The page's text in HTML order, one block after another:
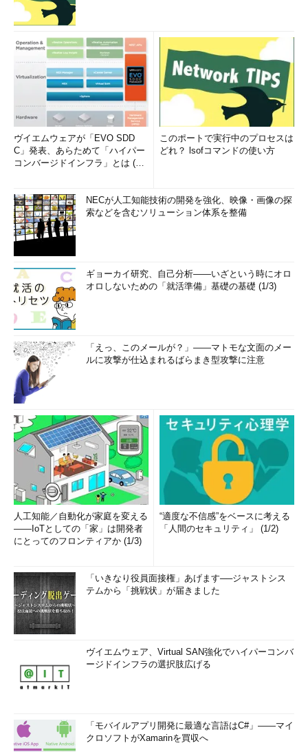
ビューを使用して行えることを2つ選択しなさい。
a．読み取り専用にすることができる
b．データベースが停止した状態でもアクセスできる
c．データに対するアクセス制限を行える
d．問い合わせのパフォーマンスを向上させることができる
正解：a、c
問題2でも解説したとおり、ビューの利点の1つはアクセス制
限が行えることです（
WITH READ ONLY句を指定すれば、読み取り専用のビューを
作成することもできます（
DISTINCTなどを使用したビューの場合は更新はできません
が、単純なビューの場合はビューを通した基礎表への更新もで
きます。その更新を禁止するのがWITH READ ONLY句です。
データベースが停止した状態では、ビューを使用することは
ータベースが起動している必要があります（ 選択肢b）。ま
た、ビューはSELECT文に名前を付けて保存しているだけです
から、問い合わせのパフォーマンスを向上させるという目的で
使用するものではありません（
ーマンスを向上させたいのであれば、索引の利用などを検討し
ましょう。
4．シノニムの作成
シノニムを使用すると、オブジェクトに別名を作成できます。
複雑な表名や別のユーザーが所有するオブジェクト（「ユーザー
名.オブジェクト名」でアクセス）に単純な名前を付けること
で、アクセスが容易になります。
CREATE [PUBLIC] SYNONYM シノニム名 FOR 元のオブジェクト名;
PUBLIC：全データベースユーザーが使用できるシノニ
ム。CREATE PUBLIC SYNONYM権限が必要
元のオブジェクト名
トの場合は「ユーザー名.オブジェクト名」
*** 一部省略されたコンテンツがあり
別途必要です。権限がない場合、シノニムを使用しようとすると
エラーとなります。
ヴイエムウェアが「EVO SDD
C」発表、あらためて「ハイパー
コンバージドインフラ」とは (1/
このポートで実行中のプロセスは
どれ？ lsofコマンドの使い方
NECが人工知能技術の開発を強化、映像・画像の探
索などを含むソリューション体系を整備
ギョーカイ研究、自己分析――いざという時にオロ
オロしないための「就活準備」基礎の基礎 (1/3)
「えっ、このメールが？」――マトモな文面のメー
ルに攻撃が仕込まれるばらまき型攻撃に注意
人工知能／自動化が家庭を変える
――IoTとしての「家」は開発者
にとってのフロンティアか (1/3)
“適度な不信感”をベースに考える
「人間のセキュリティ」 (1/2)
「いきなり役員面接権」あげます──ジャストシス
テムから「挑戦状」が届きました
ヴイエムウェア、Virtual SAN強化でハイパーコンバ
ージドインフラの選択肢広げる
「モバイルアプリ開発に最適な言語はC#」――マイ
クロソフトがXamarinを買収へ